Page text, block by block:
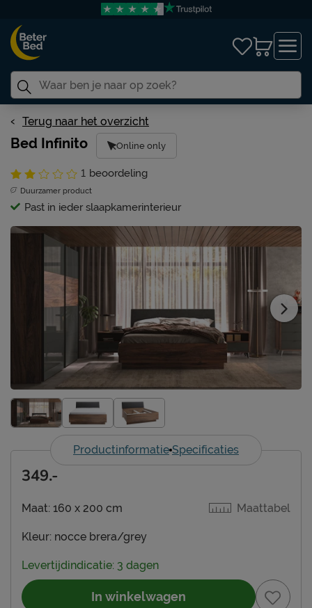
Terug naar het overzicht
Bed Infinito Online only
1 beoordeling
Duurzamer product
Past in ieder slaapkamerinterieur
Productinformatie Specificaties
Maattabel
Maat: 160 x 200 cm
Kleur: nocce brera/grey
349.-
Levertijdindicatie: 3 dagen
In winkelwagen